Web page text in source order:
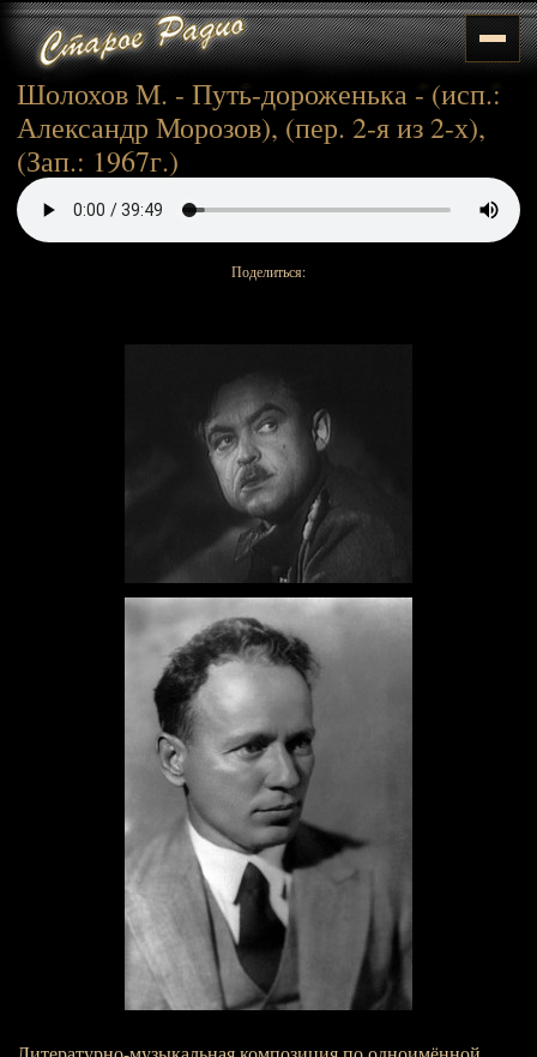
Шолохов М. - Путь-дороженька - (исп.:
Александр Морозов), (пер. 2-я из 2-х),
(Зап.: 1967г.)
Поделиться: